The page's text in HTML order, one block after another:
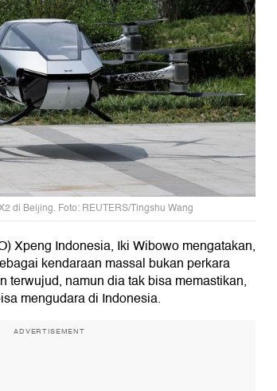
di Beijing. Foto: REUTERS/Tingshu Wang
Xpeng Indonesia, Iki Wibowo mengatakan,
kendaraan massal bukan perkara
terwujud, namun dia tak bisa memastikan,
mengudara di Indonesia.
ADVERTISEMENT